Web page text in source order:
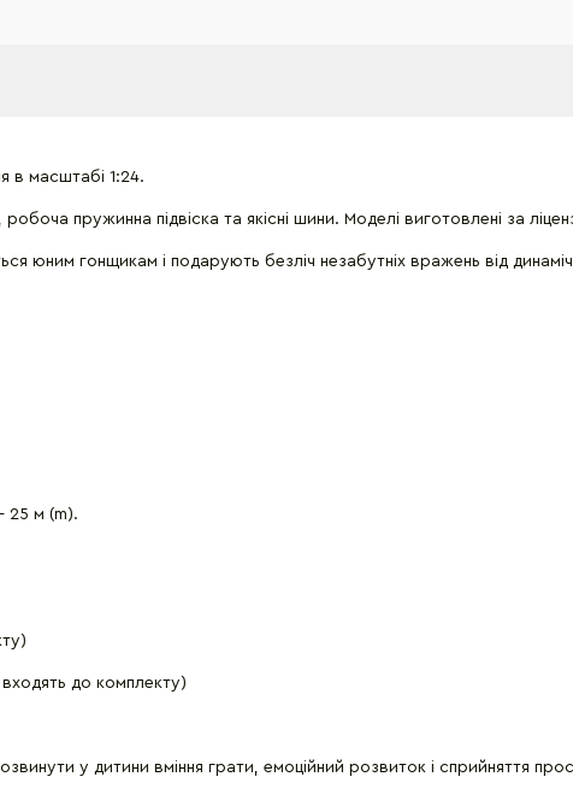
в масштабі 1:24.
пружинна підвіска та якісні шини. Моделі виготовлені за
юним гонщикам і подарують безліч незабутніх вражень від
25 м (m).
до комплекту)
у дитини вміння грати, емоційний розвиток і сприйняття